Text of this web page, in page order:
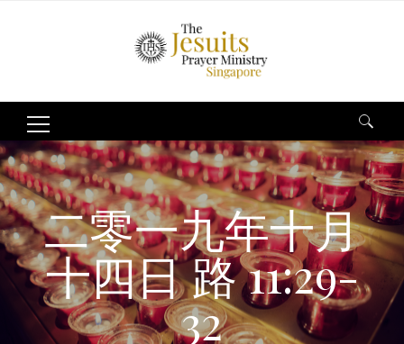
Search
for:
二零一九年十月
十四日 路 11:29-
32